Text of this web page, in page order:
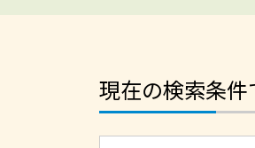
現在の検索条